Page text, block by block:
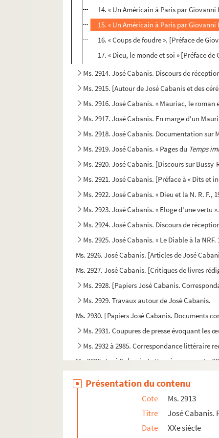
14. « Un Américain à Paris par
15. « Un Américain à Paris par
16. « Coups de foudre ». [Préface de
17. « Dieu, le monde et soi » [Préface
Ms. 2914. José Cabanis. Discours de
Ms. 2915. [Autour de José Cabanis et des
Ms. 2916. José Cabanis. « Mauriac, le roman
Ms. 2917. José Cabanis. En marge d'un
Ms. 2918. José Cabanis. Documentation sur
Ms. 2919. José Cabanis. « Pages du Temps
Ms. 2920. José Cabanis. [Discours sur
Ms. 2921. José Cabanis. [Préface à « Dits et
Ms. 2922. José Cabanis. « Dieu et la N. R. F.,
Ms. 2923. José Cabanis. « Eloge d'une vertu ».
Ms. 2924. José Cabanis. Discours de
Ms. 2925. José Cabanis. « Le Diable à la NRF.
Ms. 2926. José Cabanis. [Articles de José
Ms. 2927. José Cabanis. [Critiques de livres
Ms. 2928. [Papiers José Cabanis.
Ms. 2929. Travaux autour de José Cabanis.
Ms. 2930. [Papiers José Cabanis. Documents
Ms. 2931. Coupures de presse évoquant les
Ms. 2932 à 2985. Correspondance littéraire
Ms. 2986. José Cabanis. Lettres à ses parents.
Ms. 2988. Correspondance envoyée par Gérard
Présentation du contenu
Cote
Ms. 2913
Titre
José Cabanis.
Date
XXe siècle